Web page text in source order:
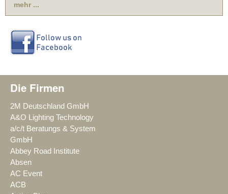
mehr ...
Die Firmen
2M Deutschland GmbH
A&O Lighting Technology
a/c/t Beratungs & System
GmbH
Abbey Road Institute
Absen
AC Event
ACB